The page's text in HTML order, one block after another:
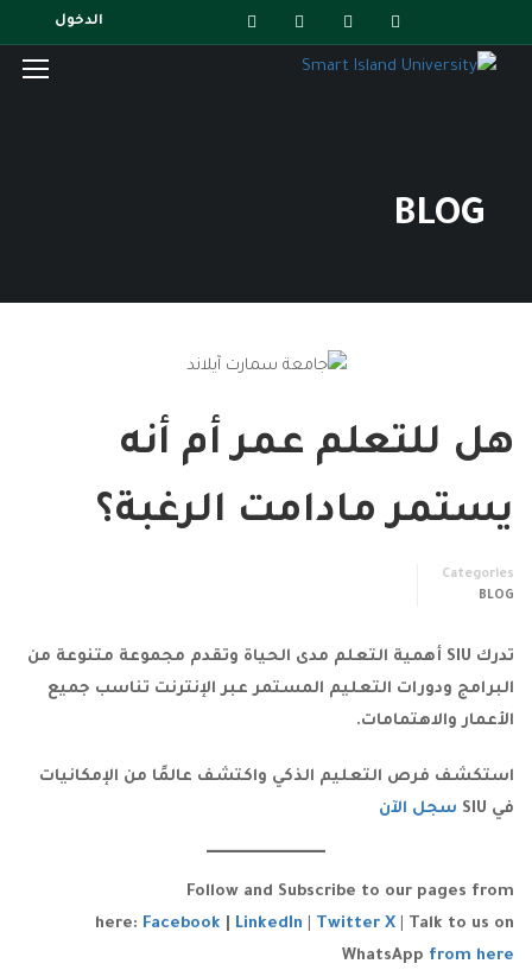
الدخول
BLOG
هل للتعلم عمر أم أنه
يستمر مادامت الرغبة؟
Categories
BLOG
تدرك SIU أهمية التعلم مدى الحياة وتقدم مجموعة متنوعة من
البرامج ودورات التعليم المستمر عبر الإنترنت تناسب جميع
الأعمار والاهتمامات.
استكشف فرص التعليم الذكي واكتشف عالمًا من الإمكانيات
في SIU
سجل الآن
Follow and Subscribe to our pages from
here: Facebook LinkedIn Twitter X
Talk to us on
WhatsApp from here